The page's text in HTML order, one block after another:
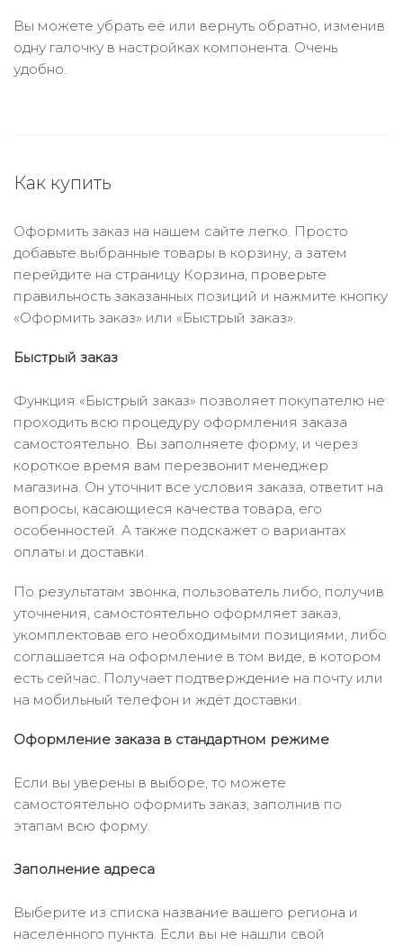
Вы можете убрать её или вернуть обратно, изменив
одну галочку в настройках компонента. Очень
удобно.
Как купить
Оформить заказ на нашем сайте легко. Просто
добавьте выбранные товары в корзину, а затем
перейдите на страницу Корзина, проверьте
правильность заказанных позиций и нажмите кнопку
«Оформить заказ» или «Быстрый заказ».
Быстрый заказ
Функция «Быстрый заказ» позволяет покупателю не
проходить всю процедуру оформления заказа
самостоятельно. Вы заполняете форму, и через
короткое время вам перезвонит менеджер
магазина. Он уточнит все условия заказа, ответит на
вопросы, касающиеся качества товара, его
особенностей. А также подскажет о вариантах
оплаты и доставки.
По результатам звонка, пользователь либо, получив
уточнения, самостоятельно оформляет заказ,
укомплектовав его необходимыми позициями, либо
соглашается на оформление в том виде, в котором
есть сейчас. Получает подтверждение на почту или
на мобильный телефон и ждёт доставки.
Оформление заказа в стандартном режиме
Если вы уверены в выборе, то можете
самостоятельно оформить заказ, заполнив по
этапам всю форму.
Заполнение адреса
Выберите из списка название вашего региона и
населённого пункта. Если вы не нашли свой